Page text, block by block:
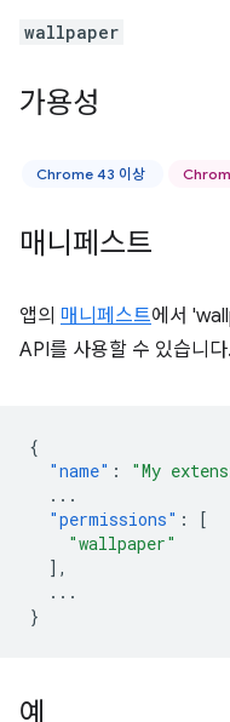
wallpaper
가용성
Chrome 43 이상
매니페스트
앱의 매니페스트에서
API를 사용할 수 있습니
{
"name" : "My
...
"permissions" :
[
"wallpaper"
],
...
}
예